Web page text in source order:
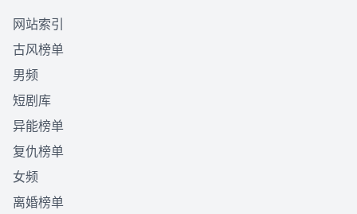
网站索引
古风榜单
男频
短剧库
异能榜单
复仇榜单
女频
离婚榜单